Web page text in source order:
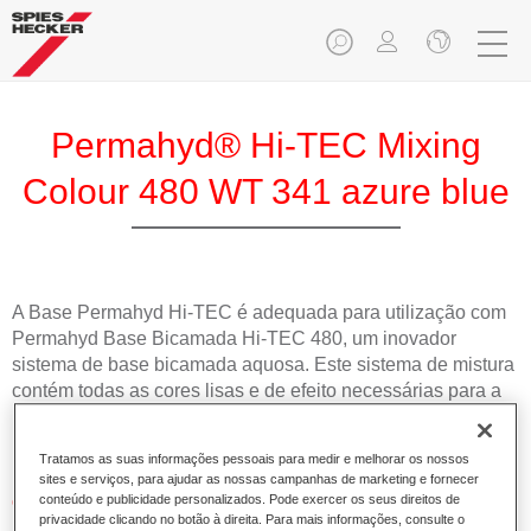
Permahyd® Hi-TEC Mixing
Colour 480 WT 341 azure blue
A Base Permahyd Hi-TEC é adequada para utilização com
Permahyd Base Bicamada Hi-TEC 480, um inovador
sistema de base bicamada aquosa. Este sistema de mistura
contém todas as cores lisas e de efeito necessárias para a
Características do produto
Tratamos as suas informações pessoais para medir e melhorar os nossos
sites e serviços, para ajudar as nossas campanhas de marketing e fornecer
conteúdo e publicidade personalizados. Pode exercer os seus direitos de
privacidade clicando no botão à direita. Para mais informações, consulte o